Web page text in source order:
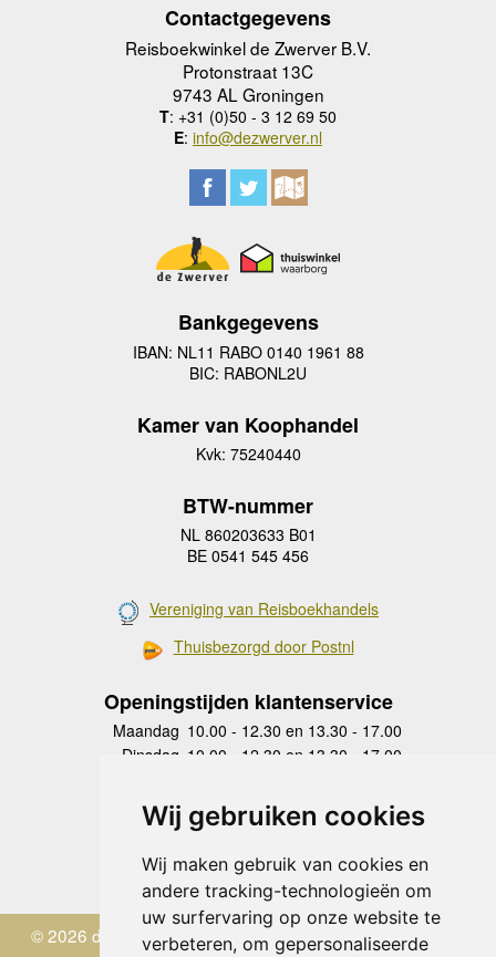
Wij gebruiken cookies
Wij maken gebruik van cookies en
andere tracking-technologieën om
uw surfervaring op onze website te
verbeteren, om gepersonaliseerde
Contactgegevens
Reisboekwinkel de Zwerver B.V.
Protonstraat 13C
9743 AL Groningen
T: +31 (0)50 - 3 12 69 50
E: info@dezwerver.nl
Bankgegevens
IBAN: NL11 RABO 0140 1961 88
BIC: RABONL2U
Kamer van Koophandel
Kvk: 75240440
BTW-nummer
NL 860203633 B01
BE 0541 545 456
Vereniging van Reisboekhandels
Thuisbezorgd door Postnl
Openingstijden klantenservice
Maandag 10.00 - 12.30 en 13.30 - 17.00
Dinsdag 10.00 - 12.30 en 13.30 - 17.00
Donderdag
10.00 - 12.30 en 13.30 - 17.00
Vrijdag 10.00 - 12.30 en 13.30 - 17.00
Zaterdag
gesloten
Zondag gesloten
© 2026 de Zwerver